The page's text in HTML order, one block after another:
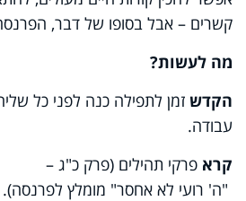
קשרים – אבל בסופו של דבר,
מה לעשות?
הקדש זמן לתפילה כנה לפני כל
עבודה.
קרא פרקי תהילים (פרק כ"ג –
"ה' רועי לא אחסר" מומלץ לפרנסה).